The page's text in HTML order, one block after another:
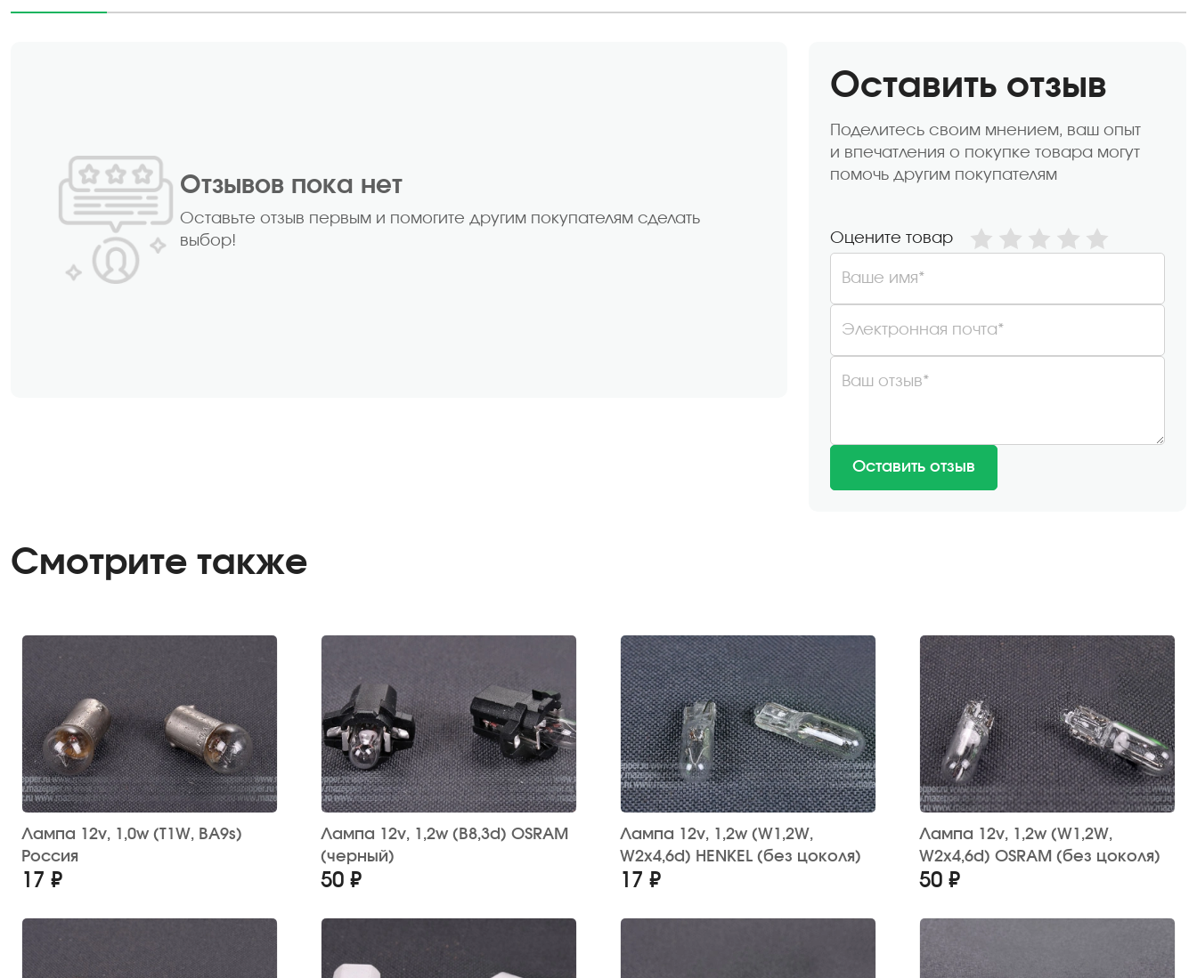
Отзывов пока нет
Оставьте отзыв первым и помогите другим покупателям сделать
выбор!
Оставить отзыв
Поделитесь своим мнением, ваш опыт
и впечатления о покупке товара могут
помочь другим покупателям
Оцените товар
Ваше имя*
Электронная почта*
Ваш отзыв*
Оставить отзыв
Смотрите также
Лампа 12v, 1,0w (T1W, BA9s)
Россия
17 ₽
Лампа 12v, 1,2w (B8,3d) OSRAM
(черный)
50 ₽
Лампа 12v, 1,2w (W1,2W,
W2x4,6d) HENKEL (без цоколя)
17 ₽
Лампа 12v, 1,2w (W1,2W,
W2x4,6d) OSRAM (без цоколя)
50 ₽